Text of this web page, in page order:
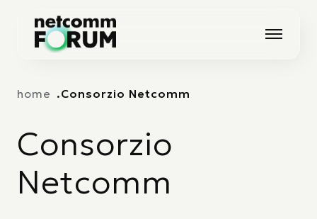
home Consorzio Netcomm
Consorzio
Netcomm